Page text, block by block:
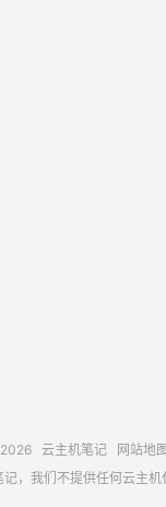
云主机笔记 网站地图
，我们不提供任何云主